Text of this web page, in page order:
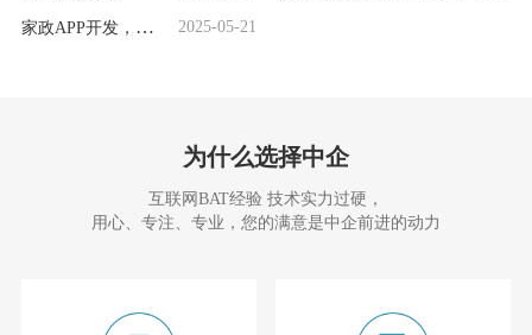
家政APP开发，这些
2025-05-21
为什么选择中企
互联网BAT经验 技术实力过硬，
用心、专注、专业，您的满意是中企前进的动力